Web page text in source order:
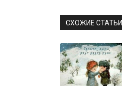
СХОЖИЕ СТАТЬИ